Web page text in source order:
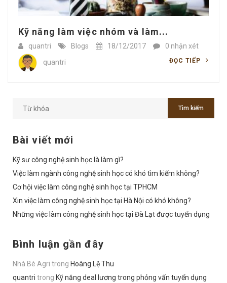
Kỹ năng làm việc nhóm và làm...
quantri Blogs 18/12/2017 0 nhận xét
quantri ĐỌC TIẾP
Bài viết mới
Kỹ sư công nghệ sinh học là làm gì?
Việc làm ngành công nghệ sinh học có khó tìm kiếm không?
Cơ hội việc làm công nghệ sinh học tại TPHCM
Xin việc làm công nghệ sinh học tại Hà Nội có khó không?
Những việc làm công nghệ sinh học tại Đà Lạt được tuyển dụng
Bình luận gần đây
Nhà Bè Agri trong Hoàng Lệ Thu
quantri trong Kỹ năng deal lương trong phỏng vấn tuyển dụng